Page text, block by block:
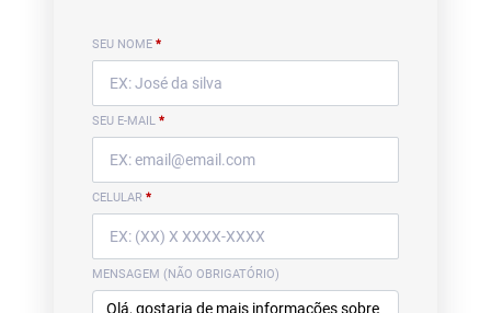
SEU NOME *
SEU E-MAIL *
CELULAR *
MENSAGEM (NÃO OBRIGATÓRIO)